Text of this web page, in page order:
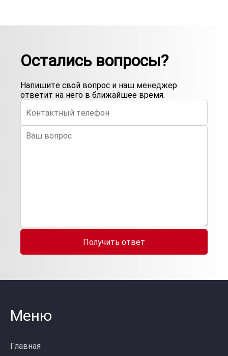
Остались вопросы?
Напишите свой вопрос и наш менеджер
ответит на него в ближайшее время.
Получить ответ
Меню
Главная